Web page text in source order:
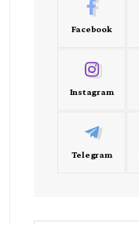
Facebook
Instagram
Telegram